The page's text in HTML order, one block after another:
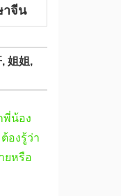
าจีน
姐姐,
พี่น้อง
องรู้ว่า
ยหรือ